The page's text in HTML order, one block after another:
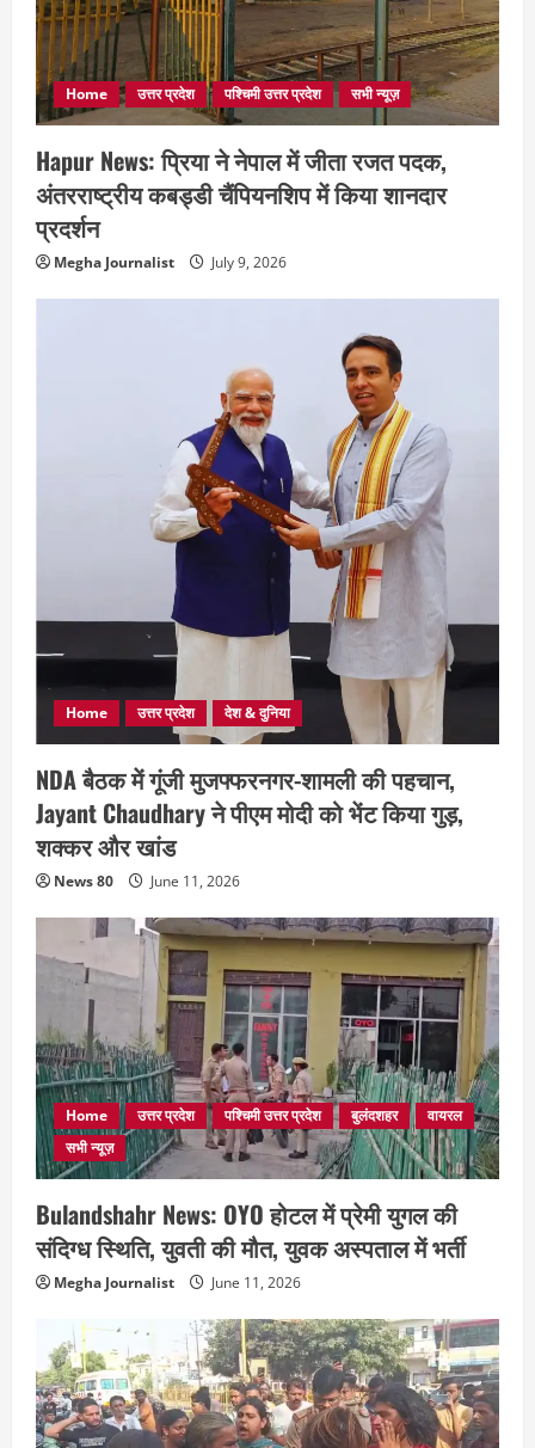
Home उत्तर प्रदेश पश्चिमी उत्तर प्रदेश सभी न्यूज़
Hapur News: प्रिया ने नेपाल में जीता रजत पदक,
अंतरराष्ट्रीय कबड्डी चैंपियनशिप में किया शानदार
प्रदर्शन
Megha Journalist July 9, 2026
Home उत्तर प्रदेश देश & दुनिया
NDA बैठक में गूंजी मुजफ्फरनगर-शामली की पहचान,
Jayant Chaudhary ने पीएम मोदी को भेंट किया गुड़,
शक्कर और खांड
News 80 June 11, 2026
Home उत्तर प्रदेश पश्चिमी उत्तर प्रदेश बुलंदशहर
वायरल
सभी न्यूज़
Bulandshahr News: OYO होटल में प्रेमी युगल की
संदिग्ध स्थिति, युवती की मौत, युवक अस्पताल में भर्ती
Megha Journalist June 11, 2026